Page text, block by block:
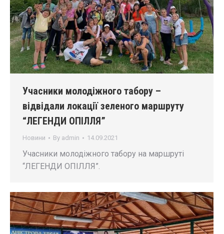
Учасники молодіжного табору –
відвідали локації зеленого маршруту
“ЛЕГЕНДИ ОПІЛЛЯ”
Новини By admin 14.09.2021
Учасники молодіжного табору на маршруті
“ЛЕГЕНДИ ОПІЛЛЯ”.